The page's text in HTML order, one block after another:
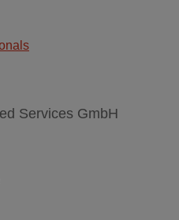
Services GmbH